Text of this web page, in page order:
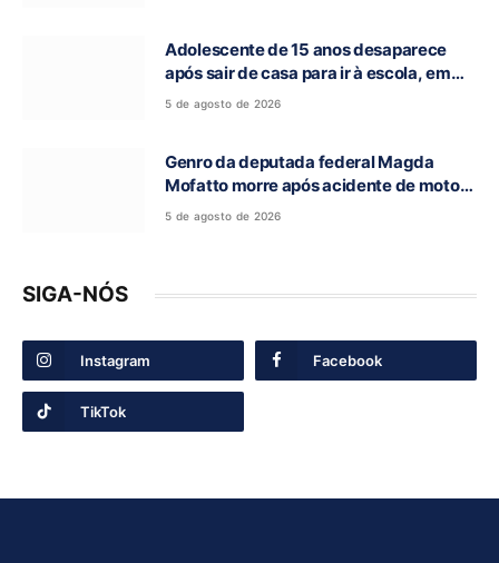
Adolescente de 15 anos desaparece
após sair de casa para ir à escola, em
Campos Belos-GO
5 de agosto de 2026
Genro da deputada federal Magda
Mofatto morre após acidente de moto
na BR-153
5 de agosto de 2026
SIGA-NÓS
Instagram Facebook
TikTok